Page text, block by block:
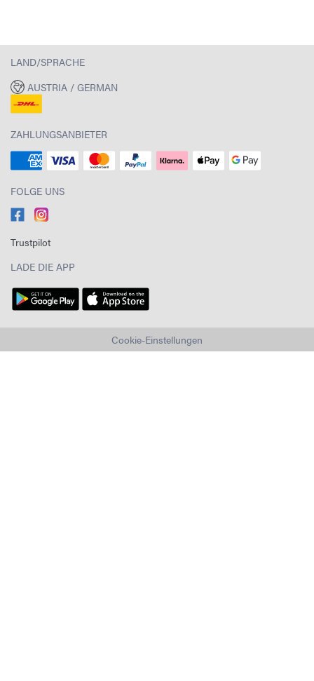
LAND/SPRACHE
AUSTRIA / GERMAN
ZAHLUNGSANBIETER
FOLGE UNS
Trustpilot
LADE DIE APP
Cookie-Einstellungen